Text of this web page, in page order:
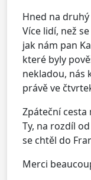
Hned na
Více lidí, než
jak nám pan
které byly
nekladou, nás
právě ve
Zpáteční cesta
Ty, na rozdíl
se chtěl do
Merci